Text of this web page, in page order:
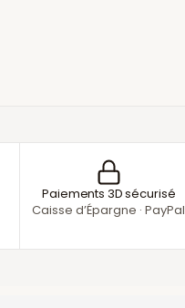
Paiements 3D sécurisé
Caisse d’Épargne · PayPal